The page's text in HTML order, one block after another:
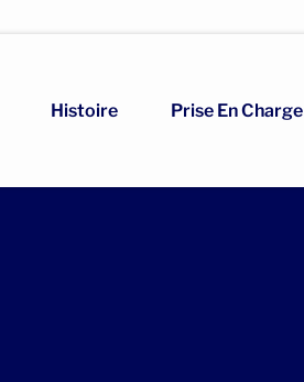
Histoire Prise En Charge